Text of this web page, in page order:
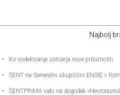
Najbolj
• Ko sodelovanje ustvarja nove priložnosti
• ŠENT na Generalni skupščini ENSIE v
• ŠENTPRIMA vabi na dogodek